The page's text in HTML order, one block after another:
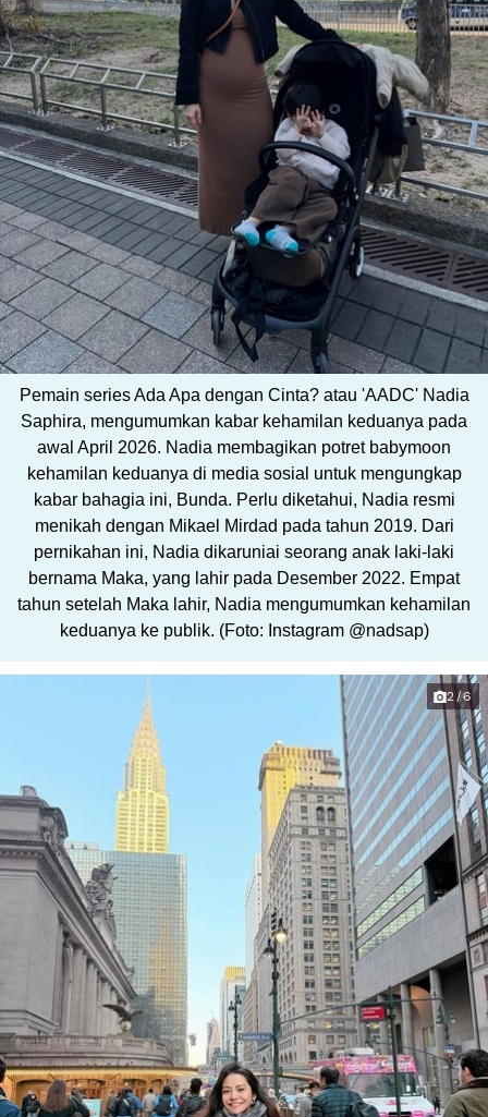
Pemain series Ada Apa dengan Cinta? atau 'AADC' Nadia
Saphira, mengumumkan kabar kehamilan keduanya pada
awal April 2026. Nadia membagikan potret babymoon
kehamilan keduanya di media sosial untuk mengungkap
kabar bahagia ini, Bunda. Perlu diketahui, Nadia resmi
menikah dengan Mikael Mirdad pada tahun 2019. Dari
pernikahan ini, Nadia dikaruniai seorang anak laki-laki
bernama Maka, yang lahir pada Desember 2022. Empat
tahun setelah Maka lahir, Nadia mengumumkan kehamilan
keduanya ke publik. (Foto: Instagram @nadsap)
2/6